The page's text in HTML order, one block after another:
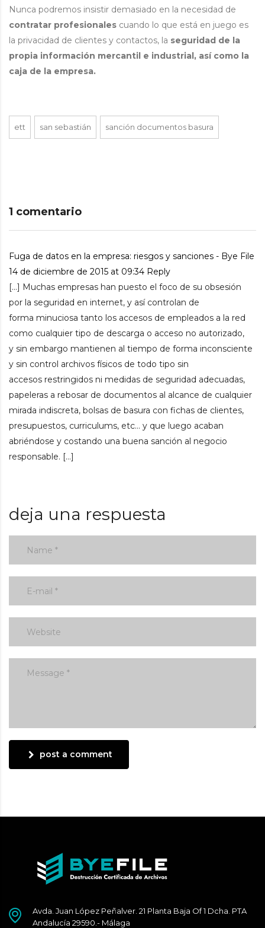
Nunca podremos insistir demasiado en la necesidad de
contratar profesionales cuando lo que está en juego es
la privacidad de clientes y contactos, la seguridad de la
propia información mercantil e industrial, así como la
caja de la empresa.
ett san sebastián sanción documentos basura
1 comentario
Fuga de datos en la empresa: riesgos y sanciones - Bye File
14 de diciembre de 2015 at 09:34 Reply
[…] Muchas empresas han puesto el foco de su obsesión
por la seguridad en internet, y así controlan de
forma minuciosa tanto los accesos de empleados a la red
como cualquier tipo de descarga o acceso no autorizado,
y sin embargo mantienen al tiempo de forma inconsciente
y sin control archivos físicos de todo tipo sin
accesos restringidos ni medidas de seguridad adecuadas,
papeleras a rebosar de documentos al alcance de cualquier
mirada indiscreta, bolsas de basura con fichas de clientes,
presupuestos, curriculums, etc… y que luego acaban
abriéndose y costando una buena sanción al negocio
responsable. […]
deja una respuesta
post a comment
Avda. Juan López Peñalver. 21 Planta Baja Of 1 Dcha. PTA
Andalucía 29590.- Málaga